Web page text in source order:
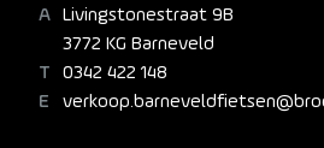
Livingstonestraat 9B
3772 KG Barneveld
0342 422 148